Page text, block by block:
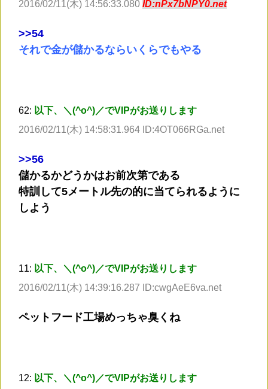
2016/02/11(木) 14:56:33.080 ID:nPx7bNPY0.net
>>54
それで金が儲かるならいくらでもやる
62: 以下、＼(^o^)／でVIPがお送りします
2016/02/11(木) 14:58:31.964 ID:4OT066RGa.net
>>56
儲かるかどうかはお前次第である
特訓して5メートル先の的に当てられるように
しよう
11: 以下、＼(^o^)／でVIPがお送りします
2016/02/11(木) 14:39:16.287 ID:cwgAeE6va.net
ペットフード工場めっちゃ臭くね
12: 以下、＼(^o^)／でVIPがお送りします